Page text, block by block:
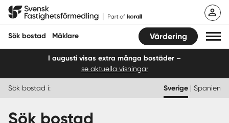
Hoppa
Svensk Fastighetsförmedling
Sök bostad Mäklare Värdering
I augusti visas extra många bostäder –
se aktuella visningar
Sök bostad i: Sverige | Spanien
Sök bostad